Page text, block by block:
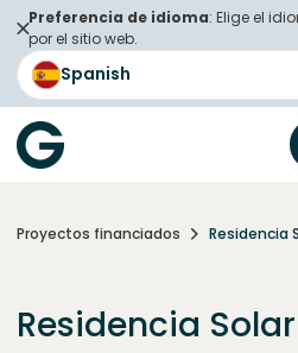
Preferencia de idioma: Elige el
por el sitio web.
Spanish
Proyectos financiados Residencia
Residencia Solar